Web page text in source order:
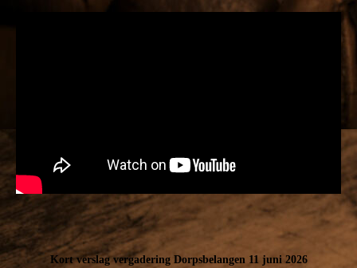
Kort verslag vergadering Dorpsbelangen 11 juni 2026